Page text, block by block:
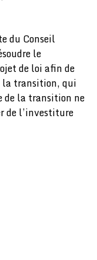
du Conseil
le
de loi afin de
la transition, qui
de la transition ne
de l’investiture